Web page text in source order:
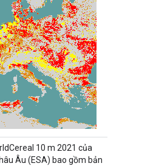
10 m 2021 của
Âu (ESA) bao gồm bản